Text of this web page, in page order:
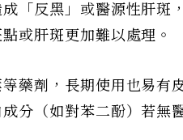
「反黑」或醫源性肝斑
或肝斑更加難以處理。
藥劑，長期使用也易有
分（如對苯二酚）若無